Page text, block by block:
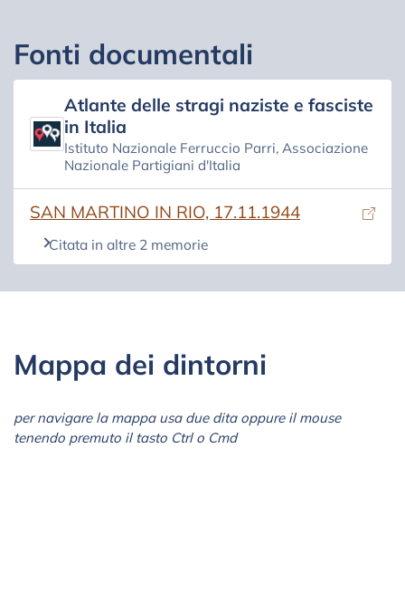
Fonti documentali
Atlante delle stragi naziste e fasciste
in Italia
Istituto Nazionale Ferruccio Parri, Associazione
Nazionale Partigiani d'Italia
SAN MARTINO IN RIO, 17.11.1944
(si apre in una nuova scheda)
Citata in altre 2 memorie
Mappa dei dintorni
per navigare la mappa usa due dita oppure il mouse
tenendo premuto il tasto Ctrl o Cmd